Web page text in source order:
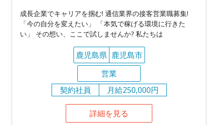
成長企業でキャリアを掴む! 通信業界の接客営業職募集!
「今の自分を変えたい」 「本気で稼げる環境に行きた
い」 その想い、ここで試しませんか? 私たちは
鹿児島県 鹿児島市
営業
契約社員
月給250,000円
詳細を見る